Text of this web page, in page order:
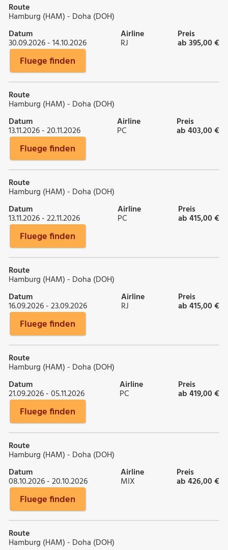
Route
Hamburg (HAM) - Doha (DOH)
Datum
30.09.2026 - 14.10.2026
Airline
RJ
Preis
ab 395,00 €
Fluege finden
Route
Hamburg (HAM) - Doha (DOH)
Datum
13.11.2026 - 20.11.2026
Airline
PC
Preis
ab 403,00 €
Fluege finden
Route
Hamburg (HAM) - Doha (DOH)
Datum
13.11.2026 - 22.11.2026
Airline
PC
Preis
ab 415,00 €
Fluege finden
Route
Hamburg (HAM) - Doha (DOH)
Datum
16.09.2026 - 23.09.2026
Airline
RJ
Preis
ab 415,00 €
Fluege finden
Route
Hamburg (HAM) - Doha (DOH)
Datum
21.09.2026 - 05.11.2026
Airline
PC
Preis
ab 419,00 €
Fluege finden
Route
Hamburg (HAM) - Doha (DOH)
Datum
08.10.2026 - 20.10.2026
Airline
MIX
Preis
ab 426,00 €
Fluege finden
Route
Hamburg (HAM) - Doha (DOH)